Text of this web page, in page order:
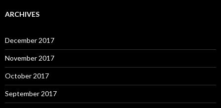
ARCHIVES
December 2017
November 2017
October 2017
September 2017